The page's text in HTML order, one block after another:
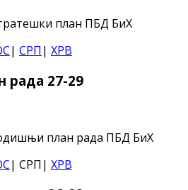
план ПБД БиХ
| СРП | ХРВ
рада 27-29
план рада ПБД БиХ
| СРП| ХРВ